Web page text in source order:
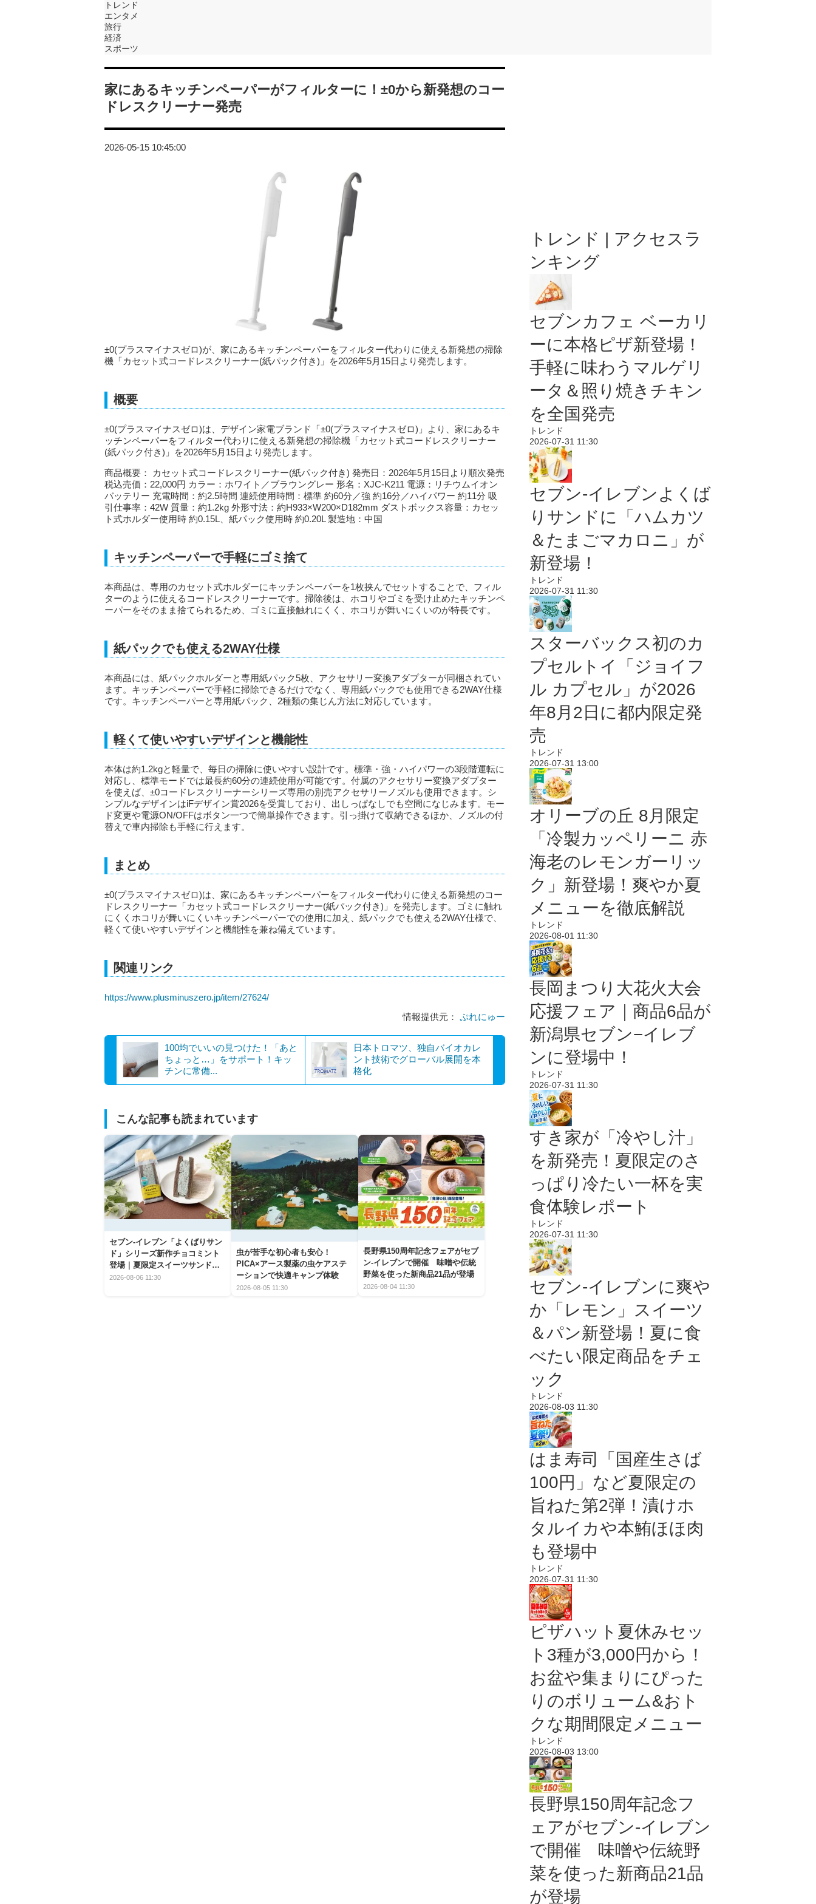
トレンド
エンタメ
旅行
経済
スポーツ
家にあるキッチンペーパーがフィルターに！±0から新発想のコー
ドレスクリーナー発売
2026-05-15 10:45:00
±0(プラスマイナスゼロ)が、家にあるキッチンペーパーをフィルター代わりに使える新発想の掃除
機「カセット式コードレスクリーナー(紙パック付き)」を2026年5月15日より発売します。
概要
±0(プラスマイナスゼロ)は、デザイン家電ブランド「±0(プラスマイナスゼロ)」より、家にあるキ
ッチンペーパーをフィルター代わりに使える新発想の掃除機「カセット式コードレスクリーナー
(紙パック付き)」を2026年5月15日より発売します。
商品概要： カセット式コードレスクリーナー(紙パック付き) 発売日：2026年5月15日より順次発売
税込売価：22,000円 カラー：ホワイト／ブラウングレー 形名：XJC-K211 電源：リチウムイオン
バッテリー 充電時間：約2.5時間 連続使用時間：標準 約60分／強 約16分／ハイパワー 約11分 吸
引仕事率：42W 質量：約1.2kg 外形寸法：約H933×W200×D182mm ダストボックス容量：カセッ
ト式ホルダー使用時 約0.15L、紙パック使用時 約0.20L 製造地：中国
キッチンペーパーで手軽にゴミ捨て
本商品は、専用のカセット式ホルダーにキッチンペーパーを1枚挟んでセットすることで、フィル
ターのように使えるコードレスクリーナーです。掃除後は、ホコリやゴミを受け止めたキッチンペ
ーパーをそのまま捨てられるため、ゴミに直接触れにくく、ホコリが舞いにくいのが特長です。
紙パックでも使える2WAY仕様
本商品には、紙パックホルダーと専用紙パック5枚、アクセサリー変換アダプターが同梱されてい
ます。キッチンペーパーで手軽に掃除できるだけでなく、専用紙パックでも使用できる2WAY仕様
です。キッチンペーパーと専用紙パック、2種類の集じん方法に対応しています。
軽くて使いやすいデザインと機能性
本体は約1.2kgと軽量で、毎日の掃除に使いやすい設計です。標準・強・ハイパワーの3段階運転に
対応し、標準モードでは最長約60分の連続使用が可能です。付属のアクセサリー変換アダプター
を使えば、±0コードレスクリーナーシリーズ専用の別売アクセサリーノズルも使用できます。シ
ンプルなデザインはiFデザイン賞2026を受賞しており、出しっぱなしでも空間になじみます。モー
ド変更や電源ON/OFFはボタン一つで簡単操作できます。引っ掛けて収納できるほか、ノズルの付
替えで車内掃除も手軽に行えます。
まとめ
±0(プラスマイナスゼロ)は、家にあるキッチンペーパーをフィルター代わりに使える新発想のコー
ドレスクリーナー「カセット式コードレスクリーナー(紙パック付き)」を発売します。ゴミに触れ
にくくホコリが舞いにくいキッチンペーパーでの使用に加え、紙パックでも使える2WAY仕様で、
軽くて使いやすいデザインと機能性を兼ね備えています。
関連リンク
https://www.plusminuszero.jp/item/27624/
情報提供元： ぷれにゅー
100均でいいの見つけた！「あと
ちょっと…」をサポート！キッ
チンに常備...
日本トロマツ、独自バイオカレ
ント技術でグローバル展開を本
格化
こんな記事も読まれています
セブン‐イレブン「よくばりサン
ド」シリーズ新作チョコミント
登場｜夏限定スイーツサンドの
爽快な魅力
2026-08-06 11:30
虫が苦手な初心者も安心！
PICA×アース製薬の虫ケアステ
ーションで快適キャンプ体験
2026-08-05 11:30
長野県150周年記念フェアがセブ
ン-イレブンで開催 味噌や伝統
野菜を使った新商品21品が登場
2026-08-04 11:30
トレンド | アクセスラ
ンキング
セブンカフェ ベーカリ
ーに本格ピザ新登場！
手軽に味わうマルゲリ
ータ＆照り焼きチキン
を全国発売
トレンド
2026-07-31 11:30
セブン‐イレブンよくば
りサンドに「ハムカツ
＆たまごマカロニ」が
新登場！
トレンド
2026-07-31 11:30
スターバックス初のカ
プセルトイ「ジョイフ
ル カプセル」が2026
年8月2日に都内限定発
売
トレンド
2026-07-31 13:00
オリーブの丘 8月限定
「冷製カッペリーニ 赤
海老のレモンガーリッ
ク」新登場！爽やか夏
メニューを徹底解説
トレンド
2026-08-01 11:30
長岡まつり大花火大会
応援フェア｜商品6品が
新潟県セブン−イレブ
ンに登場中！
トレンド
2026-07-31 11:30
すき家が「冷やし汁」
を新発売！夏限定のさ
っぱり冷たい一杯を実
食体験レポート
トレンド
2026-07-31 11:30
セブン‐イレブンに爽や
か「レモン」スイーツ
＆パン新登場！夏に食
べたい限定商品をチェ
ック
トレンド
2026-08-03 11:30
はま寿司「国産生さば
100円」など夏限定の
旨ねた第2弾！漬けホ
タルイカや本鮪ほほ肉
も登場中
トレンド
2026-07-31 11:30
ピザハット夏休みセッ
ト3種が3,000円から！
お盆や集まりにぴった
りのボリューム&おト
クな期間限定メニュー
トレンド
2026-08-03 13:00
長野県150周年記念フ
ェアがセブン-イレブン
で開催 味噌や伝統野
菜を使った新商品21品
が登場